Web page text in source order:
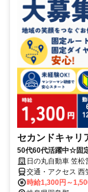
セカンドキャリ
50代60代活躍中☆固
日の丸自動車 笠松
交通・アクセス 西
時給1,300円～